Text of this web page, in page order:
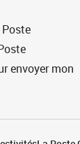
envoyer mon